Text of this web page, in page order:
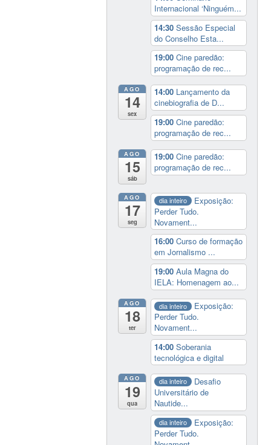
Internacional ‘Ninguém...
14:30Sessão Especial
do Conselho Esta...
19:00Cine paredão:
programação de rec...
AGO
14
sex
14:00 Lançamento da
cinebiografia de D...
19:00Cine paredão:
programação de rec...
AGO
15
sáb
19:00Cine paredão:
programação de rec...
AGO
17
seg
dia inteiro
Exposição:
Perder Tudo.
Novament...
16:00Curso de formação
em Jornalismo ...
19:00Aula Magna do
IELA: Homenagem ao...
AGO
18
ter
dia inteiro
Exposição:
Perder Tudo.
Novament...
14:00Soberania
tecnológica e digital
AGO
19
qua
dia inteiro
Desafio
Universitário de
Nautide...
dia inteiro
Exposição:
Perder Tudo.